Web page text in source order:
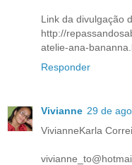
Link da divulgação
http://
atelie-ana-
Responder
Vivianne 29 de
VivianneKarla